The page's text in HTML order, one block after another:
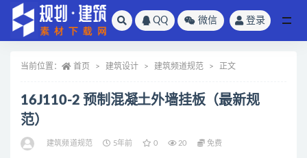
QQ 微信 登录
当前位置： 首页 建筑设计 建筑频道规范 正文
16J110-2 预制混凝土外墙挂板（最新规
范）
建筑频道规范 5年前 0 20 免费
全部